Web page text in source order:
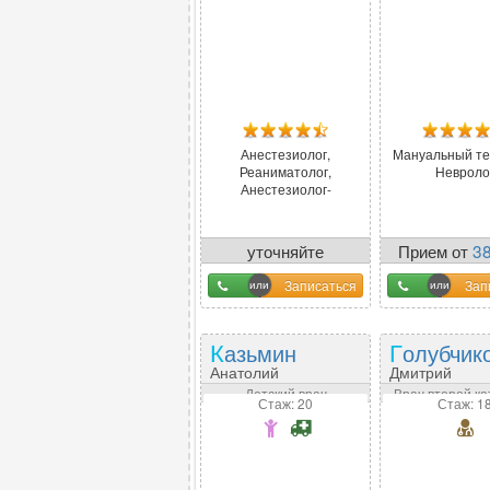
Анестезиолог,
Реаниматолог,
Анестезиолог-
уточняйте
у оператора
Записаться
Мануальный
Прием от
Казьмин
Анатолий
Дмитриевич
Детский врач
Стаж: 20
Дмитрий
Врач второй
Стаж: 18